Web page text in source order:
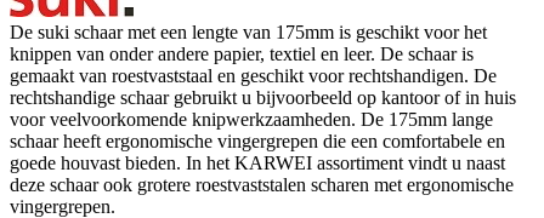
De suki schaar met een lengte van 175mm is geschikt voor het
knippen van onder andere papier, textiel en leer. De schaar is
gemaakt van roestvaststaal en geschikt voor rechtshandigen. De
rechtshandige schaar gebruikt u bijvoorbeeld op kantoor of in huis
voor veelvoorkomende knipwerkzaamheden. De 175mm lange
schaar heeft ergonomische vingergrepen die een comfortabele en
goede houvast bieden. In het KARWEI assortiment vindt u naast
deze schaar ook grotere roestvaststalen scharen met ergonomische
vingergrepen.